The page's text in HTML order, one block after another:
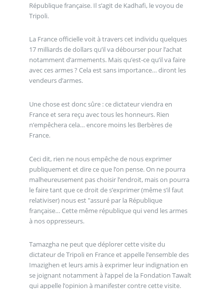
République française. Il s’agit de Kadhafi, le voyou de
Tripoli.
La France officielle voit à travers cet individu quelques
17 milliards de dollars qu’il va débourser pour l’achat
notamment d’armements. Mais qu’est-ce qu’il va faire
avec ces armes ? Cela est sans importance… diront les
vendeurs d’armes.
Une chose est donc sûre : ce dictateur viendra en
France et sera reçu avec tous les honneurs. Rien
n’empêchera cela… encore moins les Berbères de
France.
Ceci dit, rien ne nous empêche de nous exprimer
publiquement et dire ce que l’on pense. On ne pourra
malheureusement pas choisir l’endroit, mais on pourra
le faire tant que ce droit de s’exprimer (même s’il faut
relativiser) nous est "assuré par la République
française… Cette même république qui vend les armes
à nos oppresseurs.
Tamazgha ne peut que déplorer cette visite du
dictateur de Tripoli en France et appelle l’ensemble des
Imazighen et leurs amis à exprimer leur indignation en
se joignant notamment à l’appel de la Fondation Tawalt
qui appelle l’opinion à manifester contre cette visite.